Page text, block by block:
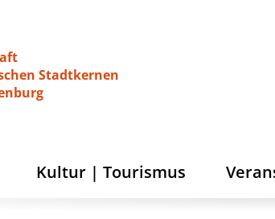
Stadtkernen
Kultur | Tourismus